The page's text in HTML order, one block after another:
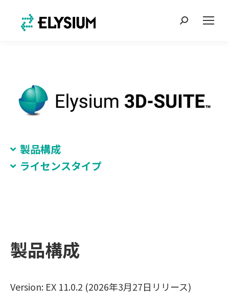
Search:
製品構成
ライセンスタイプ
製品構成
Version: EX 11.0.2 (2026年3月27日リリース)